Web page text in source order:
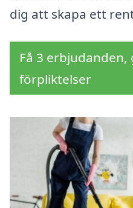
dig att skapa ett
Få 3
förpliktelser